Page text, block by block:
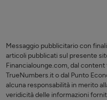
Messaggio pubblicitario con
articoli pubblicati sul presente
Financialounge.com, dal content
TrueNumbers.it o dal Punto
alcuna responsabilità in merito
veridicità delle informazioni